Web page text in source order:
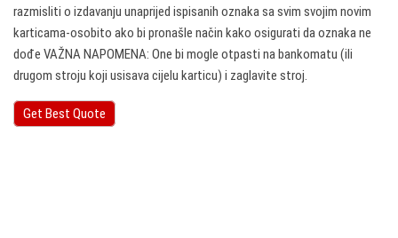
razmisliti o izdavanju unaprijed ispisanih oznaka sa svim svojim novim
karticama-osobito ako bi pronašle način kako osigurati da oznaka ne
dođe VAŽNA NAPOMENA: One bi mogle otpasti na bankomatu (ili
drugom stroju koji usisava cijelu karticu) i zaglavite stroj.
Get Best Quote